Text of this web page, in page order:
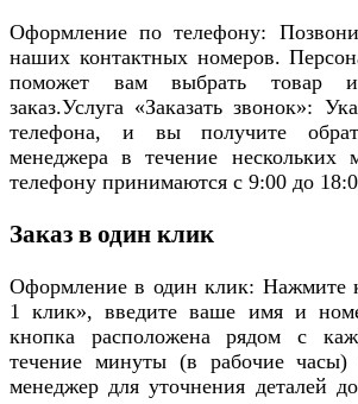
Оформление по телефону:
наших контактных номеров.
поможет вам выбрать товар и
заказ.Услуга «Заказать звонок»:
телефона, и вы получите
менеджера в течение нескольких
телефону принимаются с 9:00 до
Заказ в один клик
Оформление в один клик: Нажмите
1 клик», введите ваше имя и
кнопка расположена рядом с
течение минуты (в рабочие часы)
менеджер для уточнения деталей